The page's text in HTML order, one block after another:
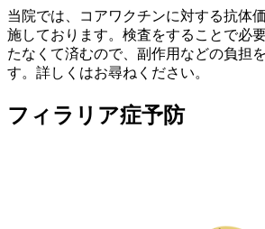
当院では、コアワクチンに対する抗体
施しております。検査をすることで必
たなくて済むので、副作用などの負担
す。詳しくはお尋ねください。
フィラリア症予防